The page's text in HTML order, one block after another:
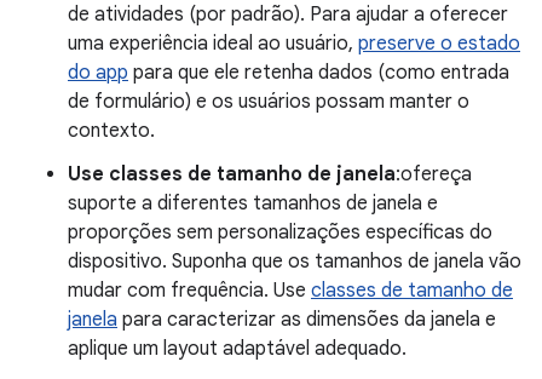
de atividades (por padrão). Para ajudar a oferecer
uma experiência ideal ao usuário, preserve o estado
do app para que ele retenha dados (como entrada
de formulário) e os usuários possam manter o
contexto.
Use classes de tamanho de janela:ofereça
suporte a diferentes tamanhos de janela e
proporções sem personalizações específicas do
dispositivo. Suponha que os tamanhos de janela vão
mudar com frequência. Use classes de tamanho de
janela para caracterizar as dimensões da janela e
aplique um layout adaptável adequado.